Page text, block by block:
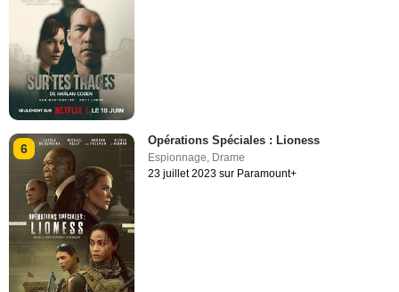
6
Opérations Spéciales : Lioness
Espionnage, Drame
23 juillet 2023 sur Paramount+